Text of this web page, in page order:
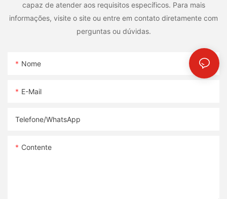
capaz de atender aos requisitos específicos. Para mais
informações, visite o site ou entre em contato diretamente com
perguntas ou dúvidas.
Nome
E-Mail
Telefone/whatsApp
Contente